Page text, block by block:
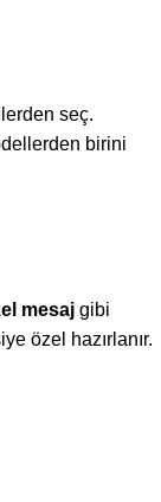
seç.
birini
mesaj gibi
özel hazırlanır.